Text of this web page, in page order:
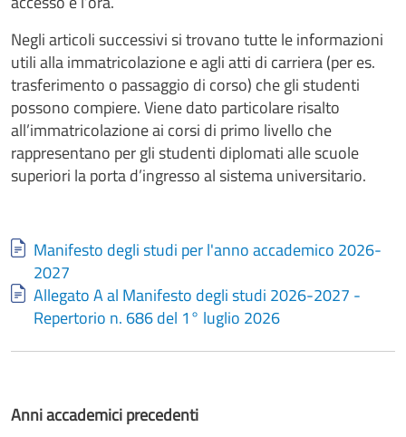
Negli articoli successivi si trovano tutte le informazioni
utili alla immatricolazione e agli atti di carriera (per es.
trasferimento o passaggio di corso) che gli studenti
possono compiere. Viene dato particolare risalto
all’immatricolazione ai corsi di primo livello che
rappresentano per gli studenti diplomati alle scuole
superiori la porta d’ingresso al sistema universitario.
Document
Manifesto degli studi per l'anno accademico 2026-
2027
Document
Allegato A al Manifesto degli studi 2026-2027 -
Repertorio n. 686 del 1° luglio 2026
Anni accademici precedenti